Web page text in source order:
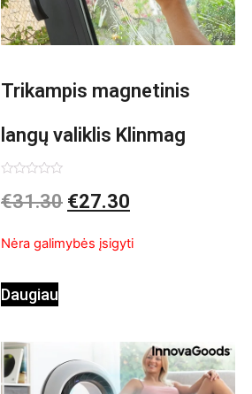
Trikampis magnetinis
langų valiklis Klinmag
InnovaGoods
0
iš
€31.30 €27.30
Nėra galimybės įsigyti
Daugiau